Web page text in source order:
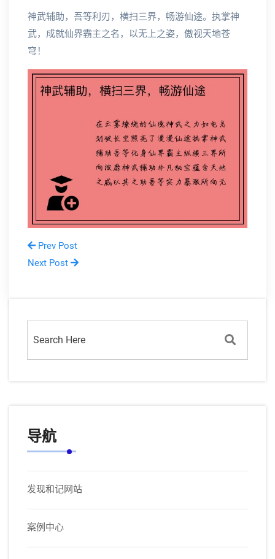
神武辅助，吾等利刃，横扫三界，畅游仙途。执掌神
武，成就仙界霸主之名，以无上之姿，傲视天地苍
穹！
Prev Post
Next Post
导航
发现和记网站
案例中心